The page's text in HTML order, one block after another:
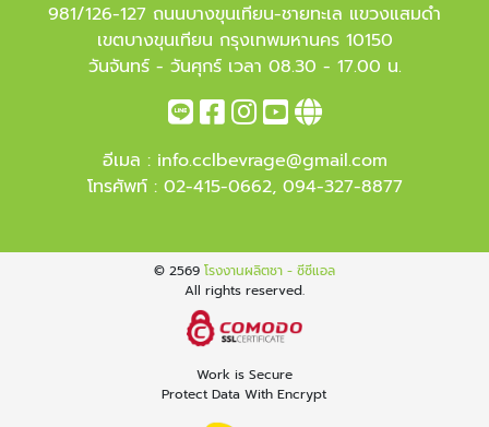
981/126-127 ถนนบางขุนเทียน-ชายทะเล แขวงแสมดำ
เขตบางขุนเทียน กรุงเทพมหานคร 10150
วันจันทร์ - วันศุกร์ เวลา 08.30 - 17.00 น.
อีเมล : info.cclbevrage@gmail.com
โทรศัพท์ : 02-415-0662, 094-327-8877
© 2569 โรงงานผลิตชา - ซีซีแอล
All rights reserved.
Work is Secure
Protect Data With Encrypt